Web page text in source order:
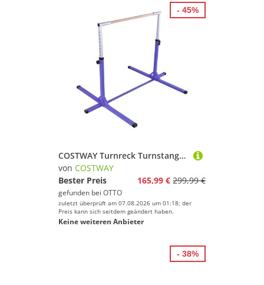
COSTWAY Turnreck Turnstangen, höhenverstellbar, bis 100kg belastbar
von COSTWAY
Bester Preis
165,99 € 299,99 €
gefunden bei OTTO
zuletzt überprüft am 07.08.2026 um 01:18; der
Preis kann sich seitdem geändert haben.
Keine weiteren Anbieter
- 45%
- 38%